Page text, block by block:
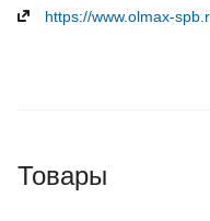
https://www.olmax-
Товары